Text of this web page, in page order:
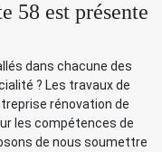
58 est présente
dans chacune des
? Les travaux de
rénovation de
les compétences de
de nous soumettre